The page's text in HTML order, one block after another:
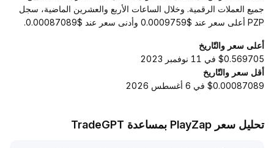
جميع العملات الرقمية. وخلال الساعات الأربع والعشرين الماضية، سجل
PZP أعلى سعر عند $0.0009759 وأدنى سعر عند $0.00087089.
أعلى سعر والتّاريخ
$0.569705 في 11 نوفمبر 2023
أقل سعر والتّاريخ
$0.00087089 في 6 أغسطس 2026
تحليل سعر PlayZap بمساعدة TradeGPT